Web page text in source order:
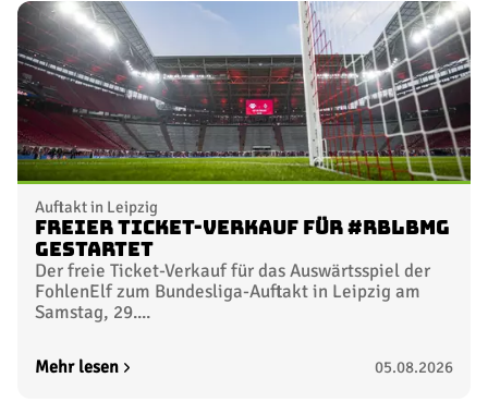
Auftakt in Leipzig
Freier Ticket-Verkauf für #RBLBMG
gestartet
Der freie Ticket-Verkauf für das Auswärtsspiel der
FohlenElf zum Bundesliga-Auftakt in Leipzig am
Samstag, 29....
Mehr lesen 05.08.2026